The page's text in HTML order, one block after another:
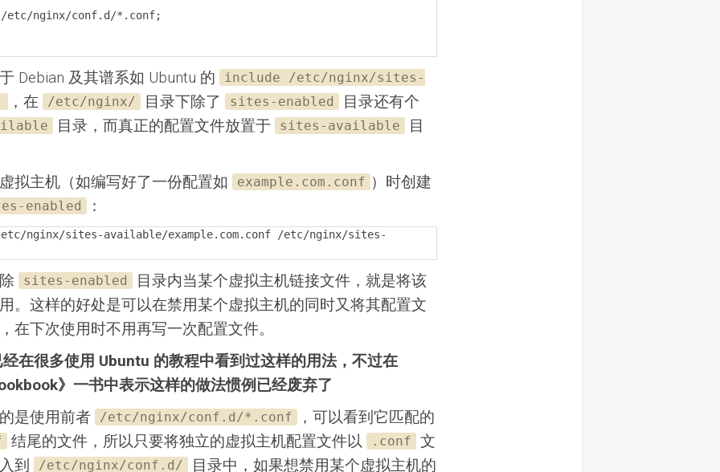
Debian 及其谱系如 Ubuntu 的
include /etc/nginx/sites-
，在 /etc/nginx/ 目录下除了 sites-enabled 目录还有个
目录，而真正的配置文件放置于 sites-available 目
拟主机（如编写好了一份配置如 example.com.conf ）时创建
enabled ：
nginx/sites-available/example.com.conf /etc/nginx/sites-
sites-enabled
目录内当某个虚拟主机链接文件，就是将该
。这样的好处是可以在禁用某个虚拟主机的同时又将其配置文
在下次使用时不用再写一次配置文件。
在很多使用 Ubuntu 的教程中看到过这样的用法，不过在
》一书中表示这样的做法惯例已经废弃了
是使用前者
/etc/nginx/conf.d/*.conf ，可以看到它匹配的
结尾的文件，所以只要将独立的虚拟主机配置文件以 .conf
文
到
/etc/nginx/conf.d/ 目录中，如果想禁用某个虚拟主机的